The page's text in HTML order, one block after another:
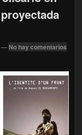
— No hay comentarios